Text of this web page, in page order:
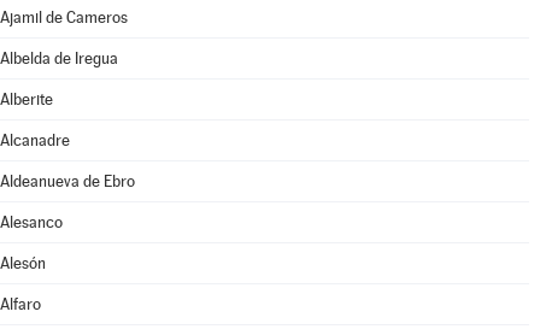
Ajamil de Cameros
Albelda de Iregua
Alberite
Alcanadre
Aldeanueva de Ebro
Alesanco
Alesón
Alfaro